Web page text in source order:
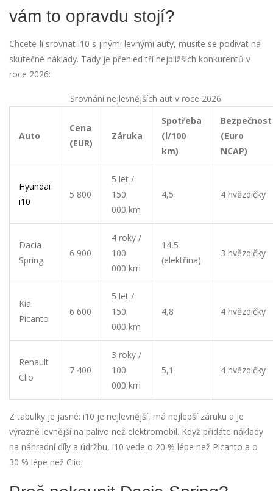
vám to opravdu stojí?
Chcete-li srovnat i10 s jinými levnými auty, musíte se podívat na
skutečné náklady. Tady je přehled tří nejbližších konkurentů v
roce 2026:
Srovnání nejlevnějších aut v roce 2026
Auto
Cena
(EUR)
Záruka
Spotřeba
(l/100
km)
Bezpečnost
(Euro
NCAP)
Hyundai
i10
5 800
5 let /
150
000 km
4,5 4 hvězdičky
Dacia
Spring
6 900
4 roky /
100
000 km
14,5
(elektřina)
3 hvězdičky
Kia
Picanto
6 600
5 let /
150
000 km
4,8 4 hvězdičky
Renault
Clio
7 400
3 roky /
100
000 km
5,1 4 hvězdičky
Z tabulky je jasné: i10 je nejlevnější, má nejlepší záruku a je
výrazně levnější na palivo než elektromobil. Když přidáte náklady
na náhradní díly a údržbu, i10 vede o 20 % lépe než Picanto a o
30 % lépe než Clio.